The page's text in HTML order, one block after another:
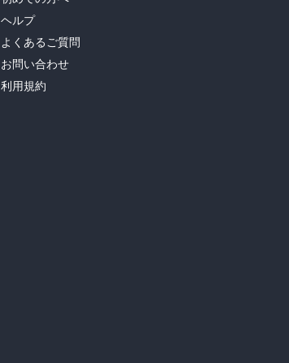
ヘルプ
よくあるご質問
お問い合わせ
利用規約